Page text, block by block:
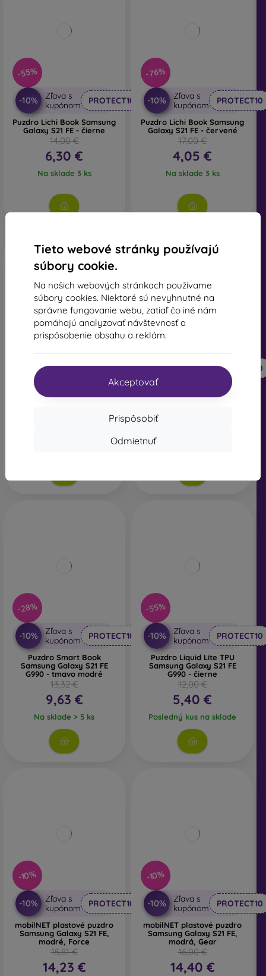
Tieto webové stránky používajú
súbory cookie.
Na našich webových stránkach používame
súbory cookies. Niektoré sú nevyhnutné na
správne fungovanie webu, zatiaľ čo iné nám
pomáhajú analyzovať návštevnosť a
prispôsobenie obsahu a reklám.
Akceptovať
Prispôsobiť
Odmietnuť
-55%
-10%
Zľava s
kupónom
PROTECT10
Puzdro Lichi Book Samsung
Galaxy S21 FE - čierne
14,00 €
6,30 €
Na sklade 3 ks
-76%
-10%
Zľava s
kupónom
PROTECT10
Puzdro Lichi Book Samsung
Galaxy S21 FE - červené
17,00 €
4,05 €
Na sklade 3 ks
-50%
Samsung Galaxy S21 FE,
1mm - transparentné
-55%
-10%
Zľava s
PROTECT10
Puzdro Carbon Lux TPU
Samsung Galaxy S21 FE
-28%
-10%
Zľava s
kupónom
PROTECT10
Puzdro Smart Book
Samsung Galaxy S21 FE
G990 - tmavo modré
13,32 €
9,63 €
Na sklade > 5 ks
-55%
-10%
Zľava s
kupónom
PROTECT10
Puzdro Liquid Lite TPU
Samsung Galaxy S21 FE
G990 - čierne
12,00 €
5,40 €
Posledný kus na sklade
-10%
-10%
Zľava s
kupónom
PROTECT10
mobilNET plastové puzdro
Samsung Galaxy S21 FE,
modré, Force
15,81 €
14,23 €
-10%
-10%
Zľava s
kupónom
PROTECT10
mobilNET plastové puzdro
Samsung Galaxy S21 FE,
modrá, Gear
16,00 €
14,40 €